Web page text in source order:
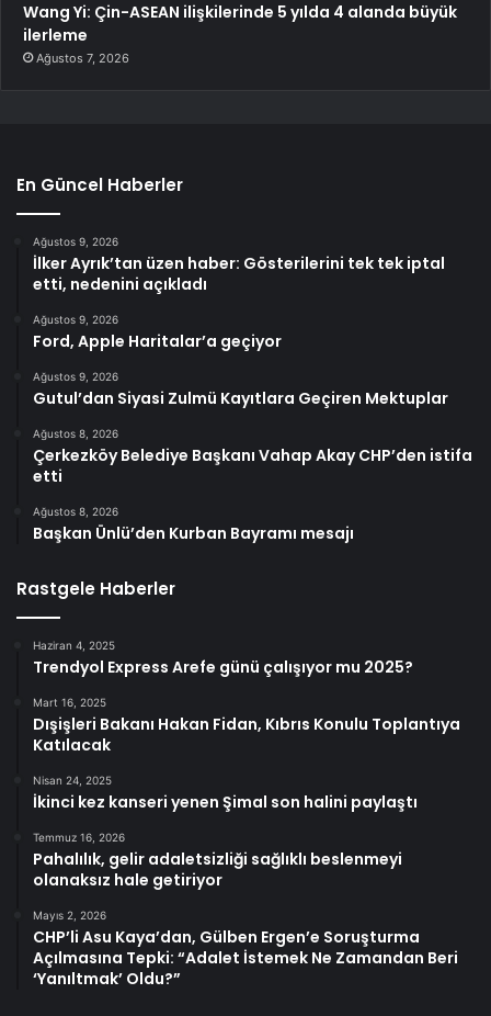
Wang Yi: Çin-ASEAN ilişkilerinde 5 yılda 4 alanda büyük
ilerleme
Ağustos 7, 2026
En Güncel Haberler
Ağustos 9, 2026
İlker Ayrık’tan üzen haber: Gösterilerini tek tek iptal
etti, nedenini açıkladı
Ağustos 9, 2026
Ford, Apple Haritalar’a geçiyor
Ağustos 9, 2026
Gutul’dan Siyasi Zulmü Kayıtlara Geçiren Mektuplar
Ağustos 8, 2026
Çerkezköy Belediye Başkanı Vahap Akay CHP’den istifa
etti
Ağustos 8, 2026
Başkan Ünlü’den Kurban Bayramı mesajı
Rastgele Haberler
Haziran 4, 2025
Trendyol Express Arefe günü çalışıyor mu 2025?
Mart 16, 2025
Dışişleri Bakanı Hakan Fidan, Kıbrıs Konulu Toplantıya
Katılacak
Nisan 24, 2025
İkinci kez kanseri yenen Şimal son halini paylaştı
Temmuz 16, 2026
Pahalılık, gelir adaletsizliği sağlıklı beslenmeyi
olanaksız hale getiriyor
Mayıs 2, 2026
CHP’li Asu Kaya’dan, Gülben Ergen’e Soruşturma
Açılmasına Tepki: “Adalet İstemek Ne Zamandan Beri
‘Yanıltmak’ Oldu?”